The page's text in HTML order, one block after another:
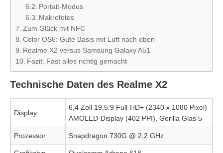
Portait-Modus
Makrofotos
Zum Glück mit NFC
Color OS6: Gute Basis mit Luft nach oben
Realme X2 versus Samsung Galaxy A51
Fazit: Fast alles richtig gemacht
Technische Daten des Realme X2
Display
6,4 Zoll 19,5:9 Full-HD+ (2340 x 1080 Pixel)
AMOLED-Display (402 PPI), Gorilla Glas 5
Prozessor Snapdragon 730G @ 2,2 GHz